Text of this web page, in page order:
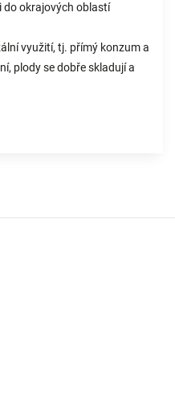
do okrajových oblastí
využití, tj. přímý konzum a
plody se dobře skladují a